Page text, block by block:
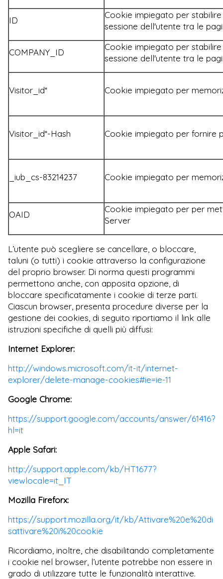
ID
Cookie impiegato per
sessione dell'utente tra le
COMPANY_ID
Cookie impiegato per
sessione dell'utente tra le
Visitor_id* Cookie impiegato per
Visitor_id*-Hash Cookie impiegato per fornire
_iub_cs-83214237 Cookie impiegato per
OAID
Cookie impiegato per per
Server
L’utente può scegliere se cancellare, o bloccare,
taluni (o tutti) i cookie attraverso la configurazione
del proprio browser. Di norma questi programmi
permettono anche, con apposita opzione, di
bloccare specificatamente i cookie di terze parti.
Ciascun browser, presenta procedure diverse per la
gestione dei cookies, di seguito riportiamo il link alle
istruzioni specifiche di quelli più diffusi:
Internet Explorer:
http://windows.microsoft.com/it-it/internet-
explorer/delete-manage-cookies#ie=ie-11
Google Chrome:
https://support.google.com/accounts/answer/61416?
hl=it
Apple Safari:
http://support.apple.com/kb/HT1677?
viewlocale=it_IT
Mozilla Fireforx:
https://support.mozilla.org/it/kb/Attivare%20e%20di
sattivare%20i%20cookie
Ricordiamo, inoltre, che disabilitando completamente
i cookie nel browser, l’utente potrebbe non essere in
grado di utilizzare tutte le funzionalità interattive.